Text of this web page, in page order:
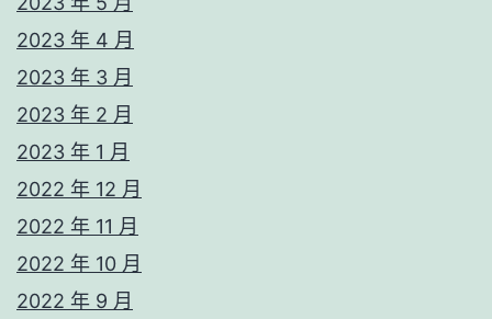
2023 年 4 月
2023 年 3 月
2023 年 2 月
2023 年 1 月
2022 年 12 月
2022 年 11 月
2022 年 10 月
2022 年 9 月